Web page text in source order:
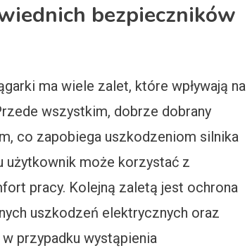
bezpieczników
ma wiele zalet, które wpływają na
wszystkim, dobrze dobrany
co zapobiega uszkodzeniom silnika
użytkownik może korzystać z
pracy. Kolejną zaletą jest ochrona
uszkodzeń elektrycznych oraz
przypadku wystąpienia